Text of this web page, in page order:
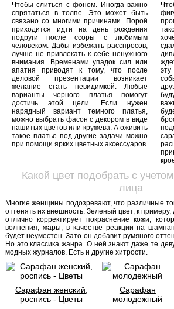
Чтобы слиться с фоном. Иногда важно
спрятаться в толпе. Это может быть
связано со многими причинами. Порой
приходится идти на день рождения
подруги после ссоры с любимым
человеком. Дабы избежать расспросов,
лучше не привлекать к себе ненужного
внимания. Временами упадок сил или
апатия приводят к тому, что после
деловой презентации возникает
желание стать невидимкой. Любые
варианты черного платья помогут
достичь этой цели. Если нужен
нарядный вариант темного платья,
можно выбрать фасон с декором в виде
нашитых цветов или кружева. А оживить
такое платье под другие задачи можно
при помощи ярких цветных аксессуаров.
Какой цвет подобрать с
лица
Многие женщины подозревают, что различные
оттенять их внешность. Зеленый цвет, к
отлично корректирует покраснение кожи,
волнения, жары, в качестве реакции на
будет неуместен. Зато он добавит румяного
Но это классика жанра. О ней знают даже те
модных журналов. Есть и другие хитрости.
Сарафан женский,
роспись - Цветы
Сарафан
молодежный